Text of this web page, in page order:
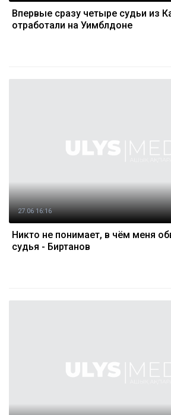
Впервые сразу четыре судьи из
отработали на Уимблдоне
27.06 16:16
Никто не понимает, в чём меня
судья - Биртанов